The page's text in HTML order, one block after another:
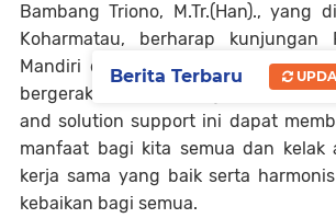
Bambang Triono, M.Tr.(Han)., yang
Koharmatau, berharap kunjungan
Mandiri dan Tim Pacific Propeller
bergerak dalam bidang aviation
and solution support ini dapat
manfaat bagi kita semua dan kelak
kerja sama yang baik serta
kebaikan bagi semua.
Berita Terbaru